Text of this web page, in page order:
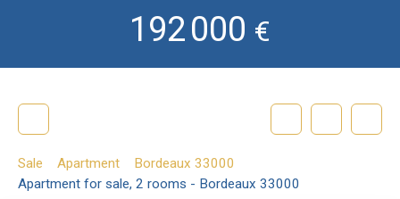
192 000 €
Sale Apartment
Bordeaux 33000
Apartment for sale, 2 rooms - Bordeaux 33000